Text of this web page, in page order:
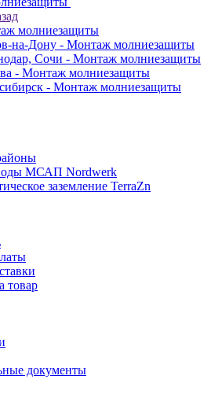
молниезащиты
на-Дону - Монтаж молниезащиты
Сочи - Монтаж молниезащиты
- Монтаж молниезащиты
- Монтаж молниезащиты
МСАП Nordwerk
заземление TerraZn
товар
документы